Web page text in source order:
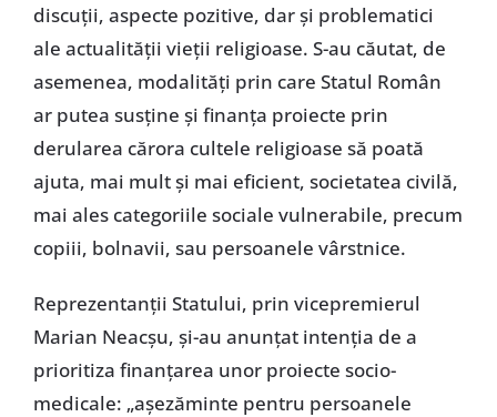
discuții, aspecte pozitive, dar și problematici
ale actualității vieții religioase. S-au căutat, de
asemenea, modalități prin care Statul Român
ar putea susține și finanța proiecte prin
derularea cărora cultele religioase să poată
ajuta, mai mult și mai eficient, societatea civilă,
mai ales categoriile sociale vulnerabile, precum
copiii, bolnavii, sau persoanele vârstnice.
Reprezentanții Statului, prin vicepremierul
Marian Neacșu, și-au anunțat intenția de a
prioritiza finanțarea unor proiecte socio-
medicale: „așezăminte pentru persoanele